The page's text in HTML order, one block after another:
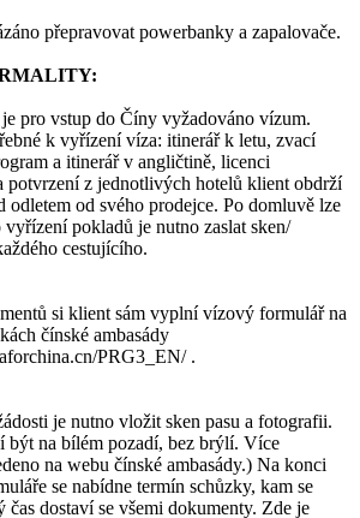
přepravovat powerbanky a zapalovače.
pro vstup do Číny vyžadováno vízum.
k vyřízení víza: itinerář k letu, zvací
a itinerář v angličtině, licenci
potvrzení z jednotlivých hotelů klient obdrží
odletem od svého prodejce. Po domluvě lze
vyřízení pokladů je nutno zaslat sken/
cestujícího.
si klient sám vyplní vízový formulář na
čínské ambasády
PRG3_EN/ .
je nutno vložit sken pasu a fotografii.
být na bílém pozadí, bez brýlí. Více
na webu čínské ambasády.) Na konci
se nabídne termín schůzky, kam se
čas dostaví se všemi dokumenty. Zde je